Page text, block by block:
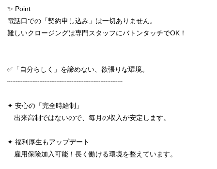
✨ Point
電話口での「契約申し込み」は一切ありません。
難しいクロージングは専門スタッフにバトンタッチでOK！
✅「自分らしく」を諦めない、欲張りな環境。
┈┈┈┈┈┈┈┈┈┈┈┈┈┈┈┈┈
✦ 安心の「完全時給制」
出来高制ではないので、毎月の収入が安定します。
✦ 福利厚生もアップデート
雇用保険加入可能！長く働ける環境を整えています。